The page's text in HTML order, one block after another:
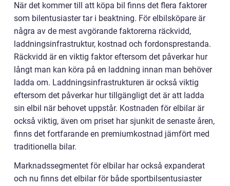
När det kommer till att köpa bil finns det flera faktorer
som bilentusiaster tar i beaktning. För elbilsköpare är
några av de mest avgörande faktorerna räckvidd,
laddningsinfrastruktur, kostnad och fordonsprestanda.
Räckvidd är en viktig faktor eftersom det påverkar hur
långt man kan köra på en laddning innan man behöver
ladda om. Laddningsinfrastrukturen är också viktig
eftersom det påverkar hur tillgängligt det är att ladda
sin elbil när behovet uppstår. Kostnaden för elbilar är
också viktig, även om priset har sjunkit de senaste åren,
finns det fortfarande en premiumkostnad jämfört med
traditionella bilar.
Marknadssegmentet för elbilar har också expanderat
och nu finns det elbilar för både sportbilsentusiaster